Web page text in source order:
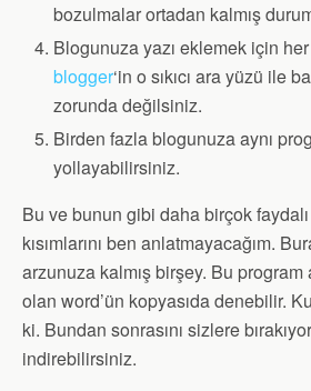
bozulmalar ortadan kalmış
Blogunuza yazı eklemek için
blogger‘in o sıkıcı ara yüzü ile
zorunda değilsiniz.
Birden fazla blogunuza aynı
yollayabilirsiniz.
Bu ve bunun gibi daha birçok
kısımlarını ben anlatmayacağım.
arzunuza kalmış birşey. Bu program
olan word’ün kopyasıda denebilir.
ki. Bundan sonrasını sizlere
indirebilirsiniz.